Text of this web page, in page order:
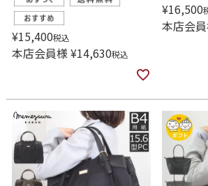
¥15,400税込
本店会員様¥14,630税込
¥16,500
本店会